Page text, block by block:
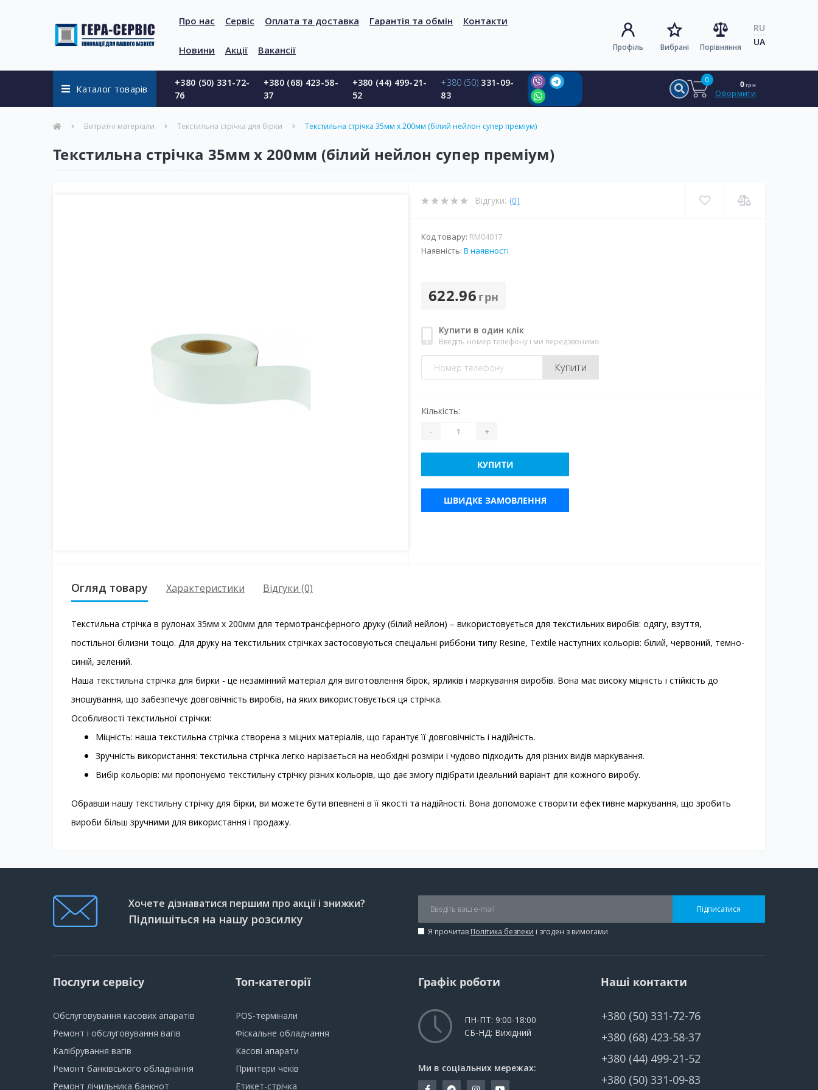
Про нас Сервіс Оплата та доставка Гарантія та обмін Контакти
Новини Акції Вакансії Профіль Вибрані Порівняння
RU
UA
Каталог товарів
+380 (50) 331-72-
76
+380 (68) 423-58-
37
+380 (44) 499-21-
52
+380 (50) 331-09-
83
0 0грн
Оформити
Витратні матеріали Текстильна стрічка для бірки Текстильна стрічка 35мм х 200мм (білий нейлон супер преміум)
Текстильна стрічка 35мм х 200мм (білий нейлон супер преміум)
Відгуки: (0)
Код товару: RM04017
Наявність: В наявності
622.96 грн
Купити в один клік
Введіть номер телефону і ми передзвонимо
Купити
Кількість:
- +
КУПИТИ
ШВИДКЕ ЗАМОВЛЕННЯ
Огляд товару Характеристики Відгуки (0)
Текстильна стрічка в рулонах 35мм х 200мм для термотрансферного друку (білий нейлон) – використовується для текстильних виробів: одягу, взуття,
постільної білизни тощо. Для друку на текстильних стрічках застосовуються спеціальні риббони типу Resine, Textile наступних кольорів: білий, червоний, темно-
синій, зелений.
Наша текстильна стрічка для бирки - це незамінний матеріал для виготовлення бірок, ярликів і маркування виробів. Вона має високу міцність і стійкість до
зношування, що забезпечує довговічність виробів, на яких використовується ця стрічка.
Особливості текстильної стрічки:
Міцність: наша текстильна стрічка створена з міцних матеріалів, що гарантує її довговічність і надійність.
Зручність використання: текстильна стрічка легко нарізається на необхідні розміри і чудово підходить для різних видів маркування.
Вибір кольорів: ми пропонуємо текстильну стрічку різних кольорів, що дає змогу підібрати ідеальний варіант для кожного виробу.
Обравши нашу текстильну стрічку для бірки, ви можете бути впевнені в її якості та надійності. Вона допоможе створити ефективне маркування, що зробить
вироби більш зручними для використання і продажу.
Хочете дізнаватися першим про акції і знижки?
Підпишіться на нашу розсилку
Підписатися
Я прочитав Політика безпеки і згоден з вимогами
Послуги сервісу
Обслуговування касових апаратів
Ремонт і обслуговування вагів
Калібрування вагів
Ремонт банківського обладнання
Ремонт лічильника банкнот
Топ-категорії
POS-термінали
Фіскальне обладнання
Касові апарати
Принтери чеків
Етикет-стрічка
Графік роботи
ПН-ПТ: 9:00-18:00
СБ-НД: Вихідний
Ми в соціальних мережах:
Наші контакти
+380 (50) 331-72-76
+380 (68) 423-58-37
+380 (44) 499-21-52
+380 (50) 331-09-83